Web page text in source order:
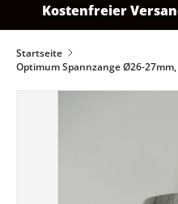
Kostenfreier
Startseite
Optimum Spannzange Ø26-27mm,